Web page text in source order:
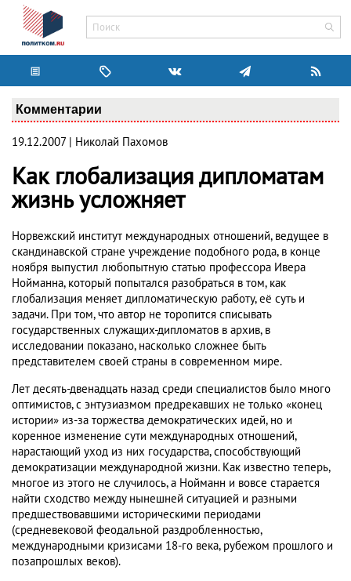
Комментарии
19.12.2007 | Николай Пахомов
Как глобализация дипломатам
жизнь усложняет
Норвежский институт международных отношений, ведущее в
скандинавской стране учреждение подобного рода, в конце
ноября выпустил любопытную статью профессора Ивера
Нойманна, который попытался разобраться в том, как
глобализация меняет дипломатическую работу, её суть и
задачи. При том, что автор не торопится списывать
государственных служащих-дипломатов в архив, в
исследовании показано, насколько сложнее быть
представителем своей страны в современном мире.
Лет десять-двенадцать назад среди специалистов было много
оптимистов, с энтузиазмом предрекавших не только «конец
истории» из-за торжества демократических идей, но и
коренное изменение сути международных отношений,
нарастающий уход из них государства, способствующий
демократизации международной жизни. Как известно теперь,
многое из этого не случилось, а Нойманн и вовсе старается
найти сходство между нынешней ситуацией и разными
предшествовавшими историческими периодами
(средневековой феодальной раздробленностью,
международными кризисами 18-го века, рубежом прошлого и
позапрошлых веков).